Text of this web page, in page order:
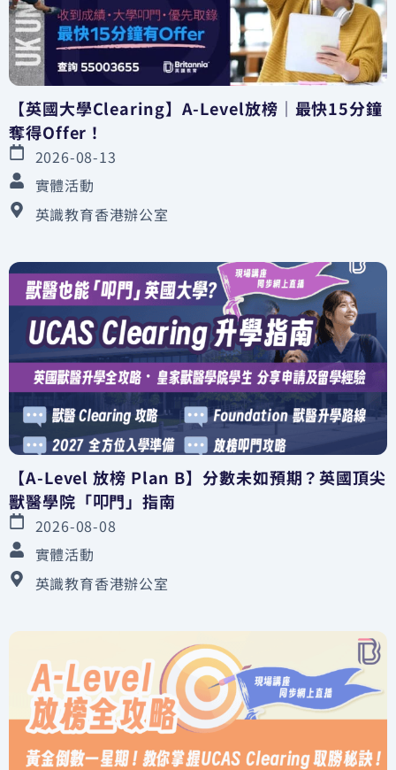
【英國大學Clearing】A-Level放榜｜最快15分鐘
奪得Offer！
2026-08-13
實體活動
英識教育香港辦公室
【A-Level 放榜 Plan B】分數未如預期？英國頂尖
獸醫學院「叩門」指南
2026-08-08
實體活動
英識教育香港辦公室